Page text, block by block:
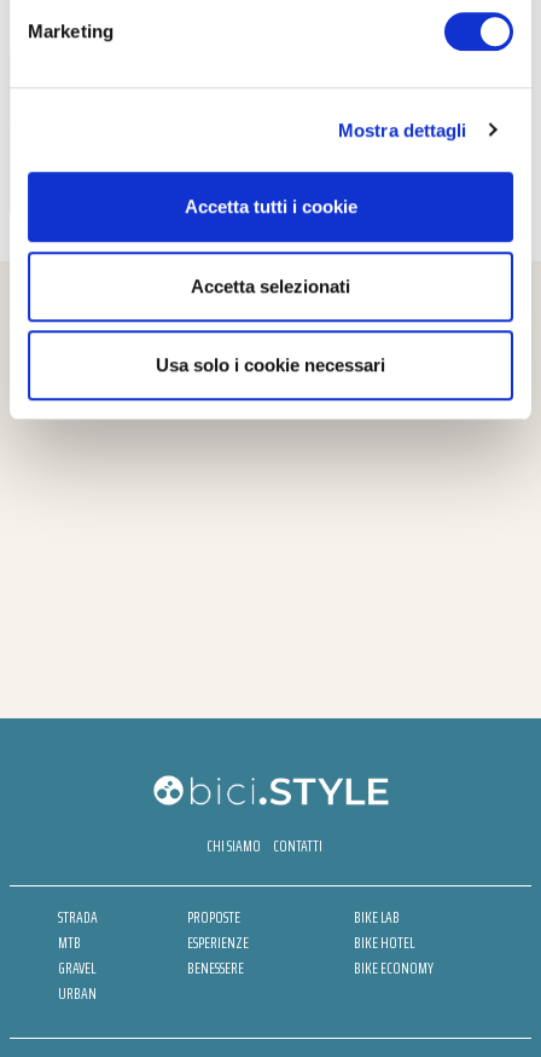
Marketing
Mostra dettagli
Accetta tutti i cookie
Accetta selezionati
Usa solo i cookie necessari
CHI SIAMO CONTATTI
STRADA
MTB
GRAVEL
URBAN
PROPOSTE
ESPERIENZE
BENESSERE
BIKE LAB
BIKE HOTEL
BIKE ECONOMY